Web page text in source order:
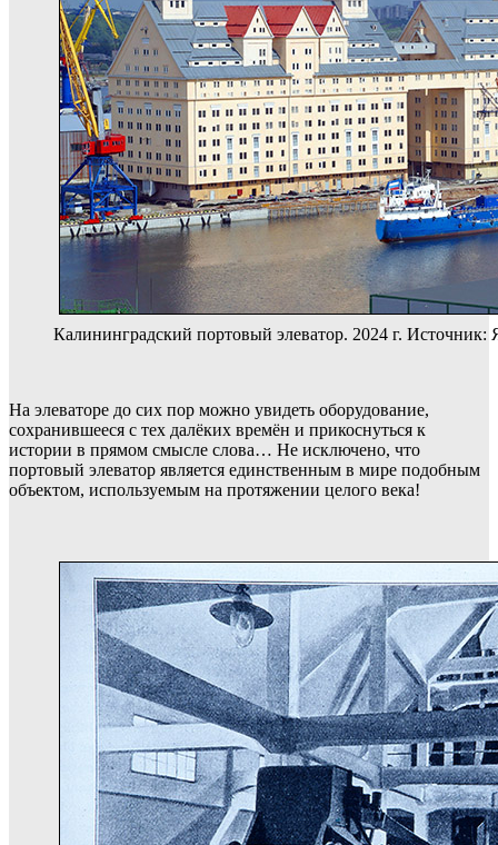
Калининградский портовый элеватор. 2024 г. Источник:
На элеваторе до сих пор можно увидеть оборудование,
сохранившееся с тех далёких времён и прикоснуться к
истории в прямом смысле слова… Не исключено, что
портовый элеватор является единственным в мире подобным
объектом, используемым на протяжении целого века!